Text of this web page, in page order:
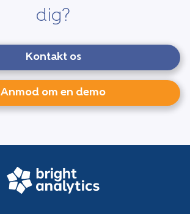
dig?
Kontakt os
Anmod om en demo